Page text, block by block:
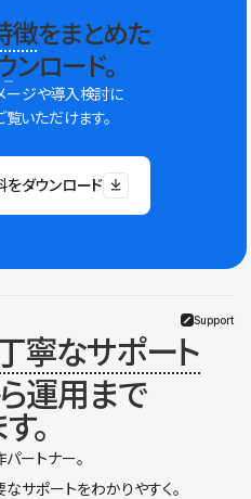
徴をまとめた
ンロード。
ージや導入検討に
いただけます。
をダウンロード
Support
寧なサポート
運用まで
。
パートナー。
サポートをわかりやすく。